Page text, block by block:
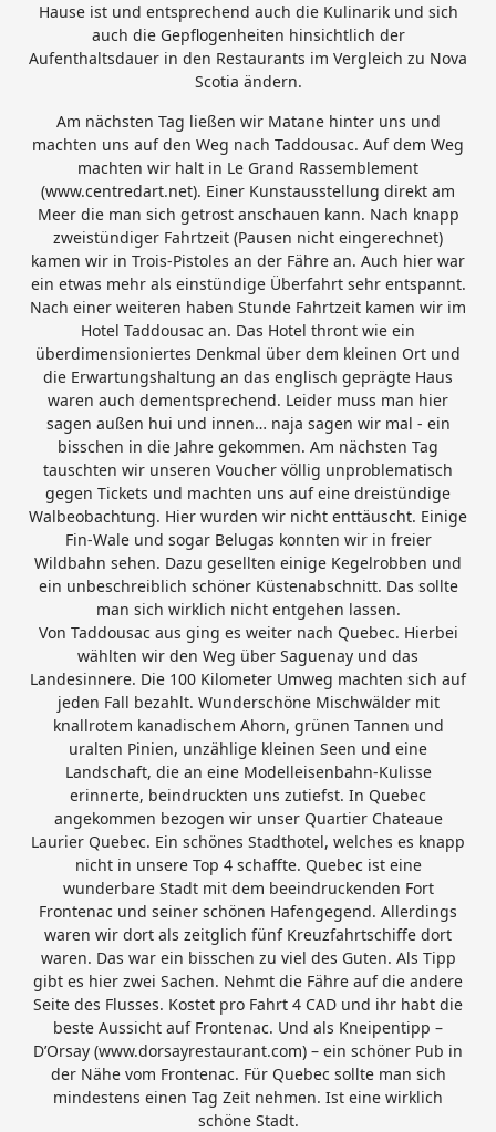
Hause ist und entsprechend auch die Kulinarik und sich
auch die Gepflogenheiten hinsichtlich der
Aufenthaltsdauer in den Restaurants im Vergleich zu Nova
Scotia ändern.
Am nächsten Tag ließen wir Matane hinter uns und
machten uns auf den Weg nach Taddousac. Auf dem Weg
machten wir halt in Le Grand Rassemblement
(www.centredart.net). Einer Kunstausstellung direkt am
Meer die man sich getrost anschauen kann. Nach knapp
zweistündiger Fahrtzeit (Pausen nicht eingerechnet)
kamen wir in Trois-Pistoles an der Fähre an. Auch hier war
ein etwas mehr als einstündige Überfahrt sehr entspannt.
Nach einer weiteren haben Stunde Fahrtzeit kamen wir im
Hotel Taddousac an. Das Hotel thront wie ein
überdimensioniertes Denkmal über dem kleinen Ort und
die Erwartungshaltung an das englisch geprägte Haus
waren auch dementsprechend. Leider muss man hier
sagen außen hui und innen… naja sagen wir mal - ein
bisschen in die Jahre gekommen. Am nächsten Tag
tauschten wir unseren Voucher völlig unproblematisch
gegen Tickets und machten uns auf eine dreistündige
Walbeobachtung. Hier wurden wir nicht enttäuscht. Einige
Fin-Wale und sogar Belugas konnten wir in freier
Wildbahn sehen. Dazu gesellten einige Kegelrobben und
ein unbeschreiblich schöner Küstenabschnitt. Das sollte
man sich wirklich nicht entgehen lassen.
Von Taddousac aus ging es weiter nach Quebec. Hierbei
wählten wir den Weg über Saguenay und das
Landesinnere. Die 100 Kilometer Umweg machten sich auf
jeden Fall bezahlt. Wunderschöne Mischwälder mit
knallrotem kanadischem Ahorn, grünen Tannen und
uralten Pinien, unzählige kleinen Seen und eine
Landschaft, die an eine Modelleisenbahn-Kulisse
erinnerte, beindruckten uns zutiefst. In Quebec
angekommen bezogen wir unser Quartier Chateaue
Laurier Quebec. Ein schönes Stadthotel, welches es knapp
nicht in unsere Top 4 schaffte. Quebec ist eine
wunderbare Stadt mit dem beeindruckenden Fort
Frontenac und seiner schönen Hafengegend. Allerdings
waren wir dort als zeitglich fünf Kreuzfahrtschiffe dort
waren. Das war ein bisschen zu viel des Guten. Als Tipp
gibt es hier zwei Sachen. Nehmt die Fähre auf die andere
Seite des Flusses. Kostet pro Fahrt 4 CAD und ihr habt die
beste Aussicht auf Frontenac. Und als Kneipentipp –
D’Orsay (www.dorsayrestaurant.com) – ein schöner Pub in
der Nähe vom Frontenac. Für Quebec sollte man sich
mindestens einen Tag Zeit nehmen. Ist eine wirklich
schöne Stadt.